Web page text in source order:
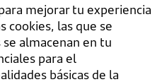
mejorar tu experiencia
cookies, las que se
almacenan en tu
para el
básicas de la